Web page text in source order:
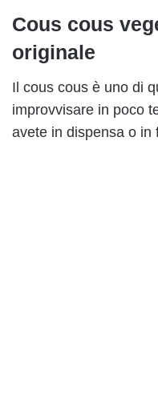
Cous cous
originale
Il cous cous è uno di
improvvisare in poco
avete in dispensa o in